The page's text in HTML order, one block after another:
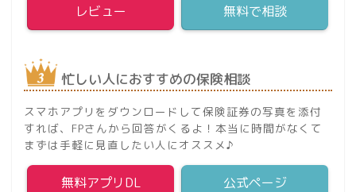
レビュー 無料で相談
忙しい人におすすめの保険相談
スマホアプリをダウンロードして保険証券の写真を添付
すれば、FPさんから回答がくるよ！本当に時間がなくて
まずは手軽に見直したい人にオススメ♪
無料アプリDL 公式ページ